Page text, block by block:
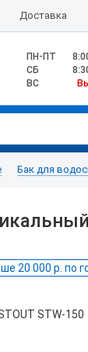
Доставка
ПН-ПТ
CБ
ВС
Бак для
20 000 р. по